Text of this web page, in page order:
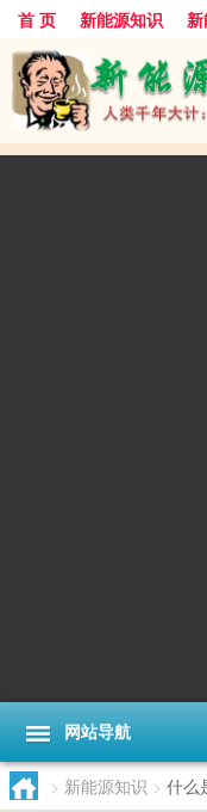
首 页 新能源知识
网站导航
> 新能源知识 > 什么